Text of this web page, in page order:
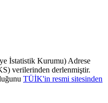
İstatistik Kurumu) Adrese
verilerinden derlenmiştir.
TÜİK'in resmi sitesinden